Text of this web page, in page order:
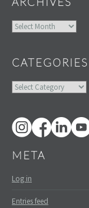
Archives
CATEGORIES
Categories
META
Log in
Entries feed